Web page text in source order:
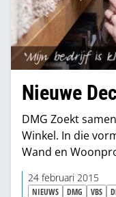
Nieuwe
DMG Zoekt
Winkel. In die
Wand en
kunnen profiteren.
24 februari 2015
NIEUWS DMG VBS